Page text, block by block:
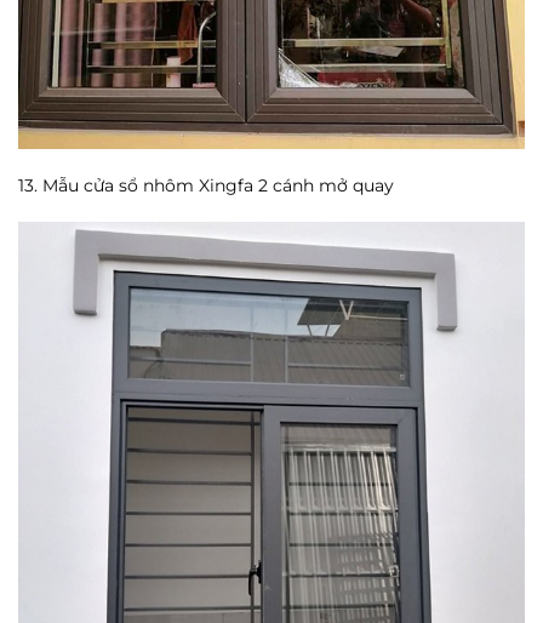
13. Mẫu cửa sổ nhôm Xingfa 2 cánh mở quay